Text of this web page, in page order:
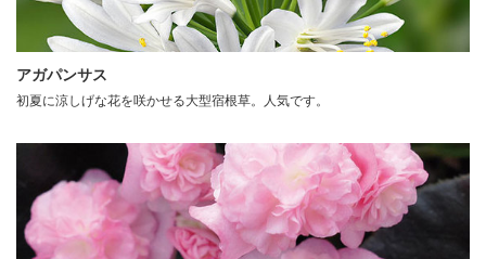
アガパンサス
初夏に涼しげな花を咲かせる大型宿根草。人気です。